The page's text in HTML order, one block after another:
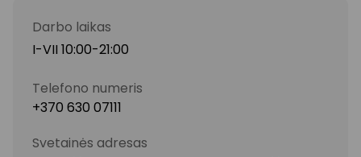
Darbo laikas
I-VII 10:00-21:00
Telefono numeris
+370 630 07111
Svetainės adresas